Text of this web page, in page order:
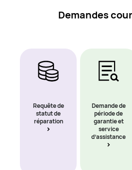
Demandes
Requête de
statut de
réparation
Demande de
période de
garantie et
service
d’assistance